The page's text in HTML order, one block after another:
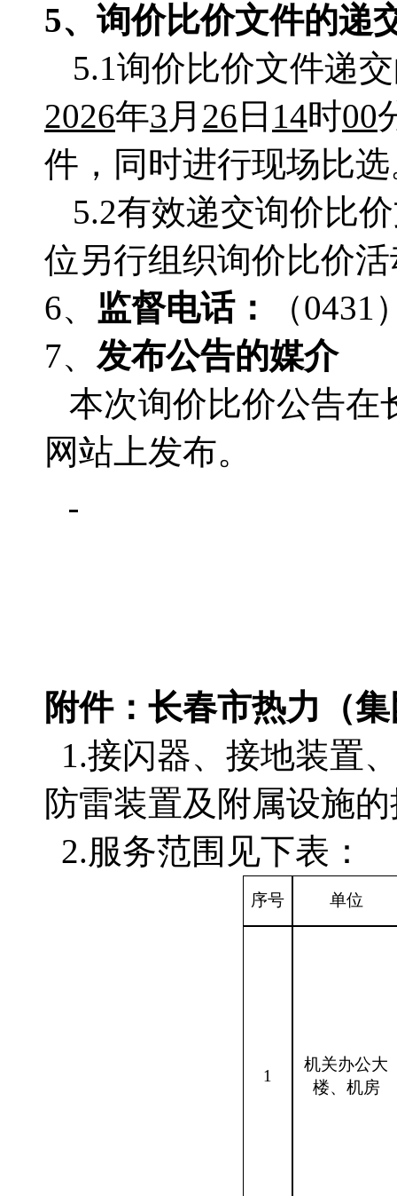
5、 询价比价文件的递
5.1询价比价文件递
2026年3 月 26 日 14时00
件，同时进行现场比
5.2有效递交询价比
位另行组织询价比价
6、 监督电话： （0431
7、 发布公告的媒介
本次询价比价公告在
网站上发布。
附件： 长春市热力（
1.接闪器、接地装置
防雷装置及附属设施
2.服务范围见下表：
序号 单位
1
机关办公大
楼、机房